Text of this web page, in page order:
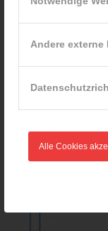
Andere externe
Alle Cookies